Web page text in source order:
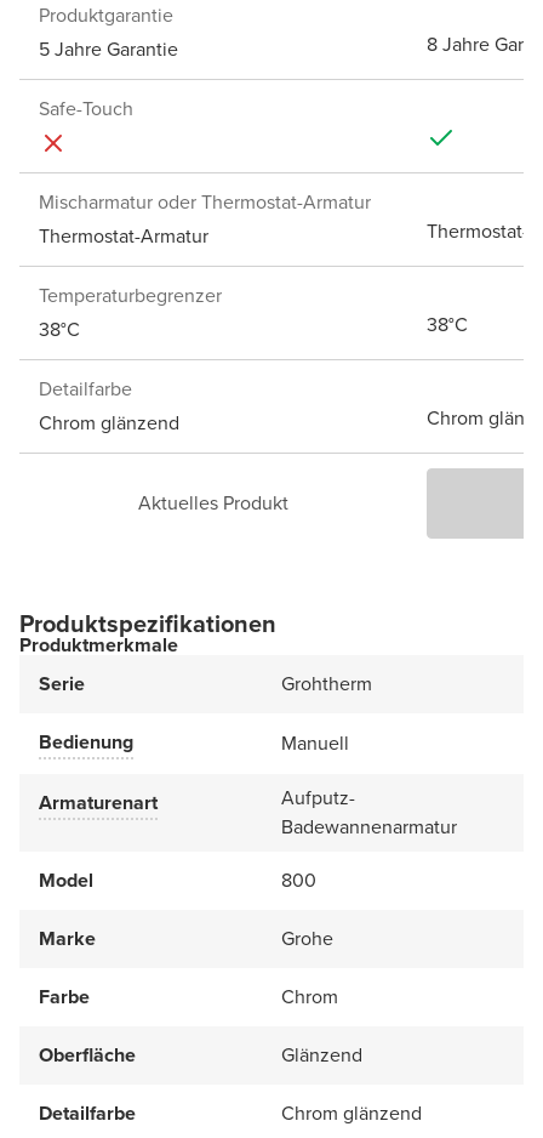
Produktgarantie
5 Jahre Garantie
8 Jahre
Safe-Touch
Mischarmatur oder Thermostat-Armatur
Thermostat-Armatur
Thermostat-
Temperaturbegrenzer
38°C
38°C
Detailfarbe
Chrom glänzend
Chrom
Aktuelles Produkt
Produktspezifikationen
Produktmerkmale
Serie
Grohtherm
Bedienung Manuell
Armaturenart
Aufputz-
Badewannenarmatur
Model
800
Marke Grohe
Farbe Chrom
Oberfläche Glänzend
Detailfarbe Chrom glänzend